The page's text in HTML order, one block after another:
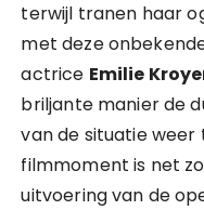
terwijl tranen haar
met deze
actrice Emilie
briljante manier de
van de situatie weer
filmmoment is net
uitvoering van de